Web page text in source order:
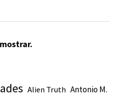
Alien Truth Antonio M.